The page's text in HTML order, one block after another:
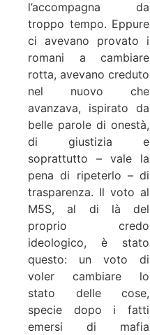
l’accompagna da
troppo tempo. Eppure
ci avevano provato i
romani a cambiare
rotta, avevano creduto
nel nuovo che
avanzava, ispirato da
belle parole di onestà,
di giustizia e
soprattutto – vale la
pena di ripeterlo – di
trasparenza. Il voto al
M5S, al di là del
proprio credo
ideologico, è stato
questo: un voto di
voler cambiare lo
stato delle cose,
specie dopo i fatti
emersi di mafia